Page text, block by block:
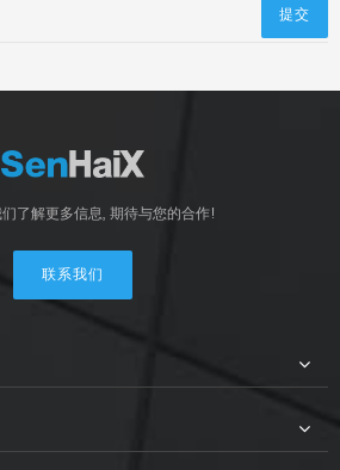
了解更多信息, 期待与您的合作!
联系我们